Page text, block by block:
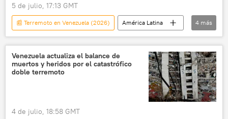
5 de julio, 17:13 GMT
📰 Terremoto en Venezuela (2026)
América Latina
Venezuela
seguridad
Delcy Rodríguez
Caracas
4 más
Venezuela actualiza el balance de
muertos y heridos por el catastrófico
doble terremoto
4 de julio, 18:58 GMT